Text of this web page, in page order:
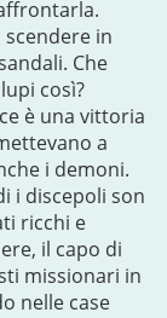
scendere in
Che
così?
è una vittoria
a
i demoni.
i discepoli son
ricchi e
il capo di
missionari in
nelle case